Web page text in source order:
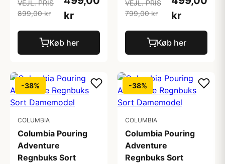
VEJL. PRIS
899,00 kr
kr
Køb her
VEJL. PRIS
799,00 kr
kr
Køb her
-38%
COLUMBIA
Columbia Pouring
Adventure
Regnbuks Sort
-38%
COLUMBIA
Columbia Pouring
Adventure
Regnbuks Sort